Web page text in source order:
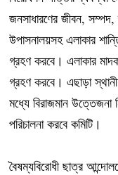
জনসাধারণের জীবন, সম্পদ,
উপাসনালয়সহ এলাকার
গ্রহণ করবে। এলাকার
গ্রহণ করবে। এছাড়া
মধ্যে বিরাজমান উত্তেজনা
পরিচালনা করবে কমিটি।
বৈষম্যবিরোধী ছাত্র